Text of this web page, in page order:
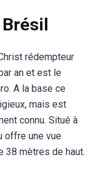
rédempteur
an et est le
A la base ce
mais est
connu. Situé à
offre une vue
38 mètres de haut.